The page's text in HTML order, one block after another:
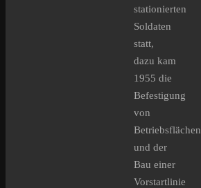
stationierten
Soldaten
statt,
dazu kam
1955 die
Befestigung
von
Betriebsflächen
und der
Bau einer
Vorstartlinie